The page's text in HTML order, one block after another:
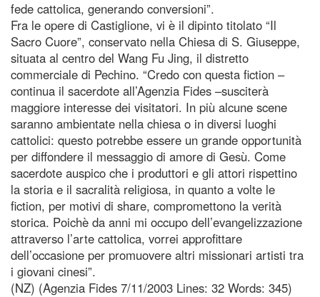
fede cattolica, generando conversioni”.
Fra le opere di Castiglione, vi è il dipinto titolato “Il
Sacro Cuore”, conservato nella Chiesa di S. Giuseppe,
situata al centro del Wang Fu Jing, il distretto
commerciale di Pechino. “Credo con questa fiction –
continua il sacerdote all’Agenzia Fides –susciterà
maggiore interesse dei visitatori. In più alcune scene
saranno ambientate nella chiesa o in diversi luoghi
cattolici: questo potrebbe essere un grande opportunità
per diffondere il messaggio di amore di Gesù. Come
sacerdote auspico che i produttori e gli attori rispettino
la storia e il sacralità religiosa, in quanto a volte le
fiction, per motivi di share, compromettono la verità
storica. Poichè da anni mi occupo dell’evangelizzazione
attraverso l’arte cattolica, vorrei approfittare
dell’occasione per promuovere altri missionari artisti tra
i giovani cinesi”.
(NZ) (Agenzia Fides 7/11/2003 Lines: 32 Words: 345)